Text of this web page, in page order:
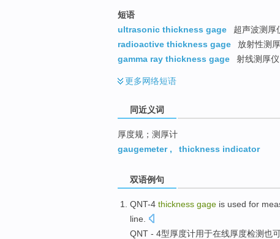
短语
ultrasonic thickness gage
超声波测厚
radioactive thickness gage
放射性测
gamma ray thickness gage
射线测厚
更多网络短语
同近义词
厚度规；测厚计
gaugemeter, thickness indicator
双语例句
QNT-4 thickness gage is used for
line
QNT - 4型厚度计用于在线厚度检测也